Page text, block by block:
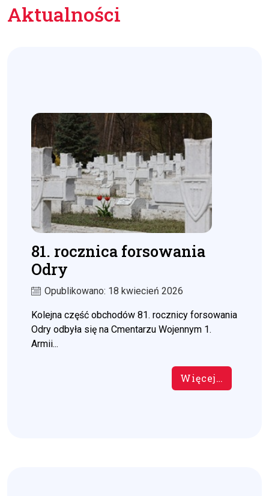
Aktualności
81. rocznica forsowania
Odry
Opublikowano: 18 kwiecień 2026
Kolejna część obchodów 81. rocznicy forsowania
Odry odbyła się na Cmentarzu Wojennym 1.
Armii...
Więcej…